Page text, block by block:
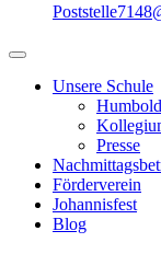
Unsere Schule
Presse
Förderverein
Johannisfest
Blog